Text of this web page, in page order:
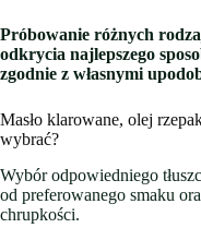
Próbowanie różnych
odkrycia najlepszego
zgodnie z własnymi
Masło klarowane, olej
wybrać?
Wybór odpowiedniego
od preferowanego smaku
chrupkości.